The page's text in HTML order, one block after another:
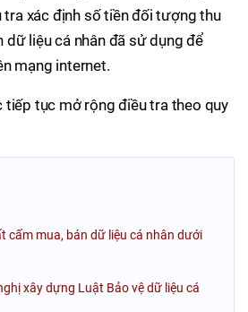
tra xác định số tiền đối tượng thu
liệu cá nhân đã sử dụng để
mạng internet.
tiếp tục mở rộng điều tra theo quy
cấm mua, bán dữ liệu cá nhân dưới
xây dựng Luật Bảo vệ dữ liệu cá